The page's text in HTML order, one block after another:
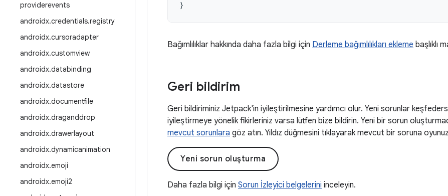
providerevents
androidx.credentials.registry
androidx.cursoradapter
androidx.customview
androidx.databinding
androidx.datastore
androidx.documentfile
androidx.draganddrop
androidx.drawerlayout
androidx.dynamicanimation
androidx.emoji
androidx.emoji2
}
Bağımlılıklar hakkında daha fazla bilgi için Derleme bağımlılıkları ekleme başlıklı
Geri bildirim
Geri bildiriminiz Jetpack'in iyileştirilmesine yardımcı olur. Yeni sorunlar
iyileştirmeye yönelik fikirleriniz varsa lütfen bize bildirin. Yeni bir sorun
mevcut sorunlara göz atın. Yıldız düğmesini tıklayarak mevcut bir soruna
Yeni sorun oluşturma
Daha fazla bilgi için Sorun İzleyici belgelerini inceleyin.